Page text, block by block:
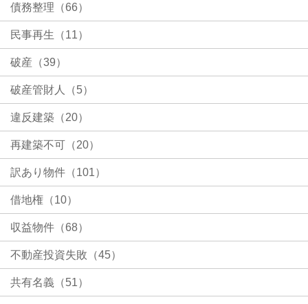
債務整理（66）
民事再生（11）
破産（39）
破産管財人（5）
違反建築（20）
再建築不可（20）
訳あり物件（101）
借地権（10）
収益物件（68）
不動産投資失敗（45）
共有名義（51）